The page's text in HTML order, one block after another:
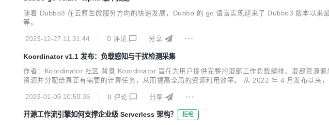
随着 Dubbo3 在云原生微服务方向的快速发展，Dubbo 的 go 语言实现迎来了 Dubbo3 版本以
等。
2023-12-27 11:31:44 0 评论 分享
Koordinator v1.1 发布：负载感知与干扰检测采集
作者：Koordinator 社区 背景 Koordinator 旨在为用户提供完整的混部工作负载编排、混部资源
资源并分配给真正有需要的计算任务，从而提高全局的资源利用效率。 从 2022 年 4 月发布以
2023-01-05 10:50:36
0 评论 分享
开源工作流引擎如何支撑企业级 Serverless 架构？ 拒绝